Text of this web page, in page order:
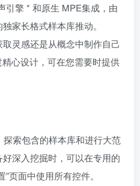
引擎 * 和原生 MPE集成，由
家长格式样本库推动。
灵感还是从概念中制作自己
心设计，可在您需要时提供
索包含的样本库和进行大范
深入挖掘时，可以在专用的
”页面中使用所有控件。